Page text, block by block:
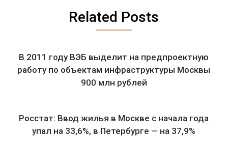
Related Posts
В 2011 году ВЭБ выделит на предпроектную
работу по объектам инфраструктуры Москвы
900 млн рублей
Росстат: Ввод жилья в Москве с начала года
упал на 33,6%, в Петербурге — на 37,9%